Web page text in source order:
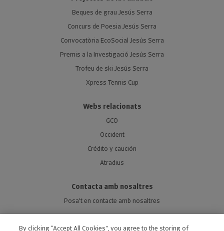
Beques de grau Jesús Serra
Concurs de Poesia Jesús Serra
Convocatòria EcoSocial Jesús Serra
Premis a la Investigació Jesús Serra
Trofeu de ski Jesús Serra
Xpress Tennis Cup
Webs relacionats
GCO
Occident
Crédito y caución
Atradius
Contacta amb nosaltres
Posa't en contacte amb nosaltres
By clicking “Accept All Cookies”, you agree to the storing of